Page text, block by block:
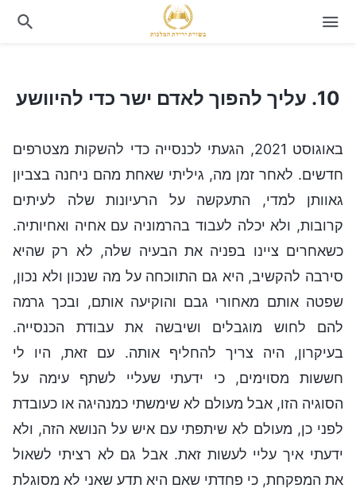
10. עליך להפוך לאדם ישר כדי להיוושע
10. עליך להפוך לאדם ישר כדי להיוושע
באוגוסט 2021, הגעתי לכנסייה כדי להשקות מצטרפים
חדשים. לאחר זמן מה, גיליתי שאחת מהם ניחנה בצביון
גאוותן למדי, התעקשה על הרעיונות שלה לעיתים
קרובות, ולא יכלה לעבוד בהרמוניה עם אחיה ואחיותיה.
כשאחרים ציינו בפניה את הבעיה שלה, לא רק שהיא
סירבה להקשיב, היא גם התווכחה על מה שנכון ולא נכון,
שפטה אותם מאחורי גבם והוקיעה אותם, ובכך גרמה
להם לחוש מוגבלים ושיבשה את עבודת הכנסייה.
בעיקרון, היה צריך להחליף אותה. עם זאת, היו לי
חששות מסוימים, כי ידעתי שעליי לשתף עימה על
הסוגיה הזו, אבל מעולם לא שימשתי כמנהיגה או כעובדת
לפני כן, מעולם לא שיתפתי עם איש על הנושא הזה, ולא
ידעתי איך עליי לעשות זאת. אבל גם לא רציתי לשאול
את המפקחת, כי פחדתי שאם היא תדע שאני לא מסוגלת